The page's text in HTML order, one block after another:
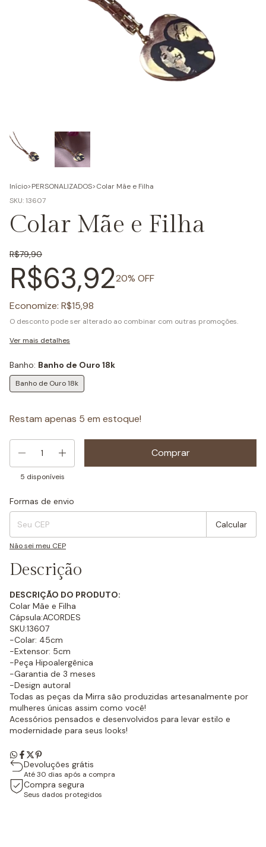
Início>PERSONALIZADOS>Colar Mãe e Filha
SKU:13607
Colar Mãe e Filha
R$79,90
R$63,9220% OFF
Economize: R$15,98
O desconto pode ser alterado ao combinar com outras promoções.
Ver mais detalhes
Banho: Banho de Ouro 18k
Banho de Ouro 18k
Restam apenas 5 em estoque!
5 disponíveis
Entregas para o CEP:
Formas de envio
Calcular
Não sei meu CEP
Descrição
DESCRIÇÃO DO PRODUTO:
Colar Mãe e Filha
Cápsula:ACORDES
SKU:13607
-Colar: 45cm
-Extensor: 5cm
-Peça Hipoalergênica
-Garantia de 3 meses
-Design autoral
Todas as peças da Mirra são produzidas artesanalmente por
mulheres únicas assim como você!
Acessórios pensados e desenvolvidos para levar estilo e
modernidade para seus looks!
Devoluções grátis
Até 30 dias após a compra
Compra segura
Seus dados protegidos